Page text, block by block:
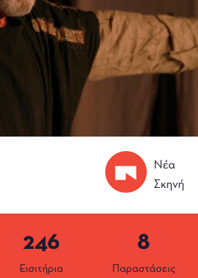
Νέα
Σκηνή
Εισιτήρια
246
Παραστάσεις
8